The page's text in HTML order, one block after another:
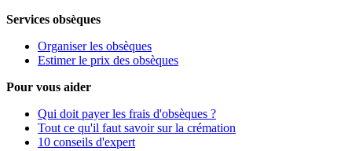
Services obsèques
Organiser les obsèques
Estimer le prix des obsèques
Pour vous aider
Qui doit payer les frais d'obsèques ?
Tout ce qu'il faut savoir sur la crémation
10 conseils d'expert